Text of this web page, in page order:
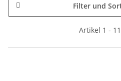
Filter und
Artikel 1 -